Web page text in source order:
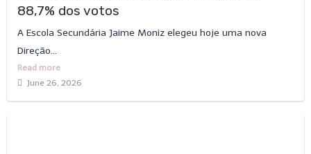
88,7% dos votos
A Escola Secundária Jaime Moniz elegeu hoje uma nova
Direção...
Read more
June 26, 2026